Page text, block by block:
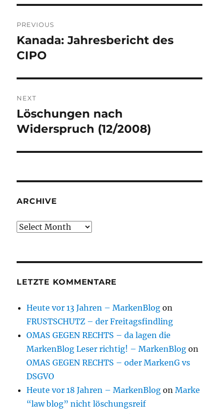
navigation
PREVIOUS
Previous
post:
Kanada: Jahresbericht des
CIPO
NEXT
Next
post:
Löschungen nach
Widerspruch (12/2008)
ARCHIVE
Archive
LETZTE KOMMENTARE
Heute vor 13 Jahren – MarkenBlog on
FRUSTSCHUTZ – der Freitagsfindling
OMAS GEGEN RECHTS – da lagen die
MarkenBlog Leser richtig! – MarkenBlog on
OMAS GEGEN RECHTS – oder MarkenG vs
DSGVO
Heute vor 18 Jahren – MarkenBlog onMarke
“law blog” nicht löschungsreif